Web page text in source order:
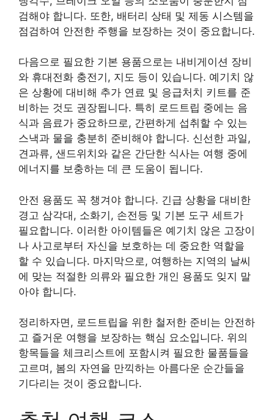
검해야 합니다. 또한, 배터리 상태 및 제동 시스템을
점검하여 안전한 주행을 보장하는 것이 중요합니다.
다음으로 필요한 기본 용품으로는 내비게이션 장비
와 휴대전화 충전기, 지도 등이 있습니다. 예기치 않
은 상황에 대비해 추가 연료 및 응급처치 키트를 준
비하는 것도 권장됩니다. 특히 로드트립 중에는 음
식과 음료가 중요하므로, 간편하게 섭취할 수 있는
스낵과 물을 충분히 준비해야 합니다. 신선한 과일,
견과류, 샌드위치와 같은 간단한 식사는 여행 중에
에너지를 보충하는 데 큰 도움이 됩니다.
안전 용품도 꼭 챙겨야 합니다. 긴급 상황을 대비한
경고 삼각대, 소화기, 손전등 및 기본 도구 세트가
필요합니다. 이러한 아이템들은 예기치 않은 고장이
나 사고로부터 자신을 보호하는 데 중요한 역할을
할 수 있습니다. 마지막으로, 여행하는 지역의 날씨
에 맞는 적절한 의류와 필요한 개인 용품도 잊지 말
아야 합니다.
정리하자면, 로드트립을 위한 철저한 준비는 안전하
고 즐거운 여행을 보장하는 핵심 요소입니다. 위의
항목들을 체크리스트에 포함시켜 필요한 물품들을
고르며, 봄의 자연을 만끽하는 아름다운 순간들을
기다리는 것이 중요합니다.